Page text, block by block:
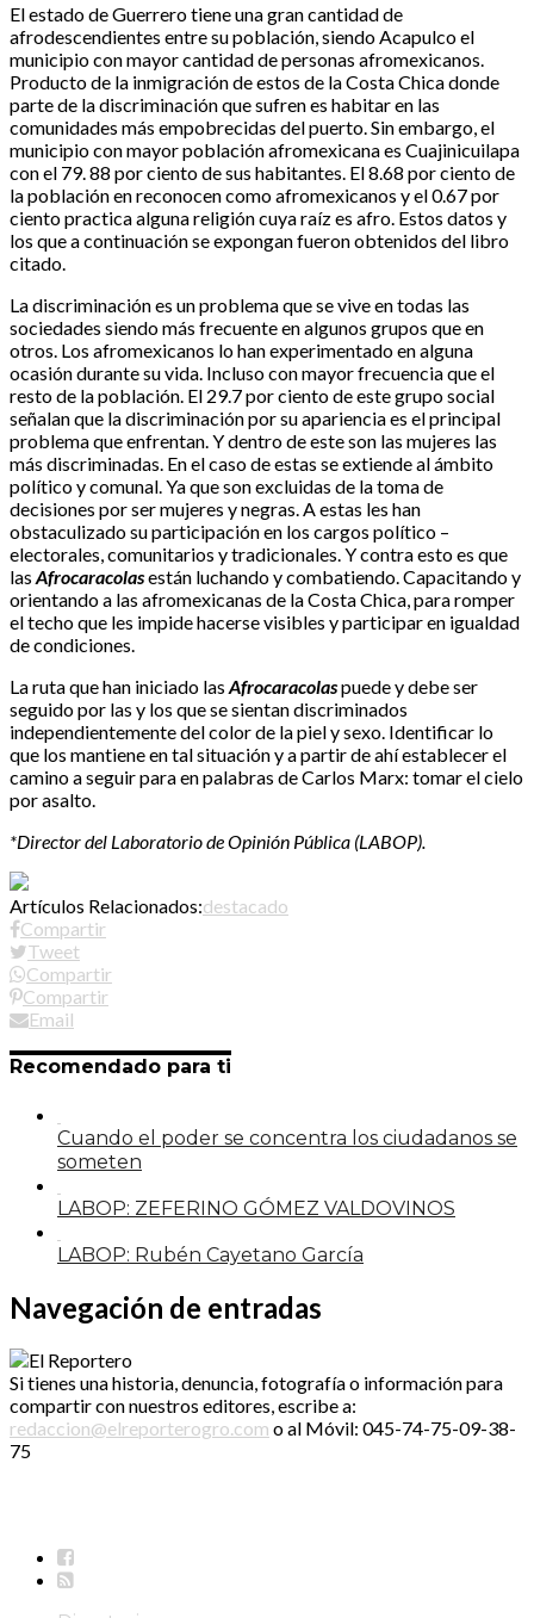
El estado de Guerrero tiene una gran cantidad de
afrodescendientes entre su población, siendo Acapulco el
municipio con mayor cantidad de personas afromexicanos.
Producto de la inmigración de estos de la Costa Chica donde
parte de la discriminación que sufren es habitar en las
comunidades más empobrecidas del puerto. Sin embargo, el
municipio con mayor población afromexicana es Cuajinicuilapa
con el 79. 88 por ciento de sus habitantes. El 8.68 por ciento de
la población en reconocen como afromexicanos y el 0.67 por
ciento practica alguna religión cuya raíz es afro. Estos datos y
los que a continuación se expongan fueron obtenidos del libro
citado.
La discriminación es un problema que se vive en todas las
sociedades siendo más frecuente en algunos grupos que en
otros. Los afromexicanos lo han experimentado en alguna
ocasión durante su vida. Incluso con mayor frecuencia que el
resto de la población. El 29.7 por ciento de este grupo social
señalan que la discriminación por su apariencia es el principal
problema que enfrentan. Y dentro de este son las mujeres las
más discriminadas. En el caso de estas se extiende al ámbito
político y comunal. Ya que son excluidas de la toma de
decisiones por ser mujeres y negras. A estas les han
obstaculizado su participación en los cargos político –
electorales, comunitarios y tradicionales. Y contra esto es que
las Afrocaracolasestán luchando y combatiendo. Capacitando y
orientando a las afromexicanas de la Costa Chica, para romper
el techo que les impide hacerse visibles y participar en igualdad
de condiciones.
La ruta que han iniciado las Afrocaracolaspuede y debe ser
seguido por las y los que se sientan discriminados
independientemente del color de la piel y sexo. Identificar lo
que los mantiene en tal situación y a partir de ahí establecer el
camino a seguir para en palabras de Carlos Marx: tomar el cielo
por asalto.
*Director del Laboratorio de Opinión Pública (LABOP).
Artículos Relacionados:destacado
Compartir
Tweet
Compartir
Compartir
Email
Recomendado para ti
Cuando el poder se concentra los ciudadanos se
someten
LABOP: ZEFERINO GÓMEZ VALDOVINOS
LABOP: Rubén Cayetano García
Navegación de entradas
Si tienes una historia, denuncia, fotografía o información para
compartir con nuestros editores, escribe a:
redaccion@elreporterogro.com o al Móvil: 045-74-75-09-38-
75